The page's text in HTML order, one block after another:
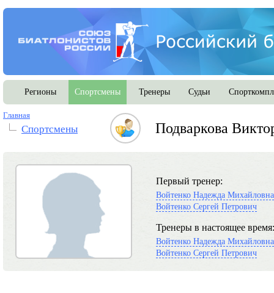
Регионы Спортсмены Тренеры Судьи
Главная
Спортсмены Подваркова
Первый тренер:
Войтенко Надежда Михайловна
Войтенко Сергей Петрович
Тренеры в настоящее время:
Войтенко Надежда Михайловна
Войтенко Сергей Петрович